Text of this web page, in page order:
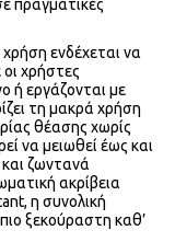
πραγματικές
ενδέχεται να
χρήστες
ή εργάζονται με
τη μακρά χρήση
θέασης χωρίς
να μειωθεί έως και
ζωντανά
ακρίβεια
η συνολική
ξεκούραστη καθ’